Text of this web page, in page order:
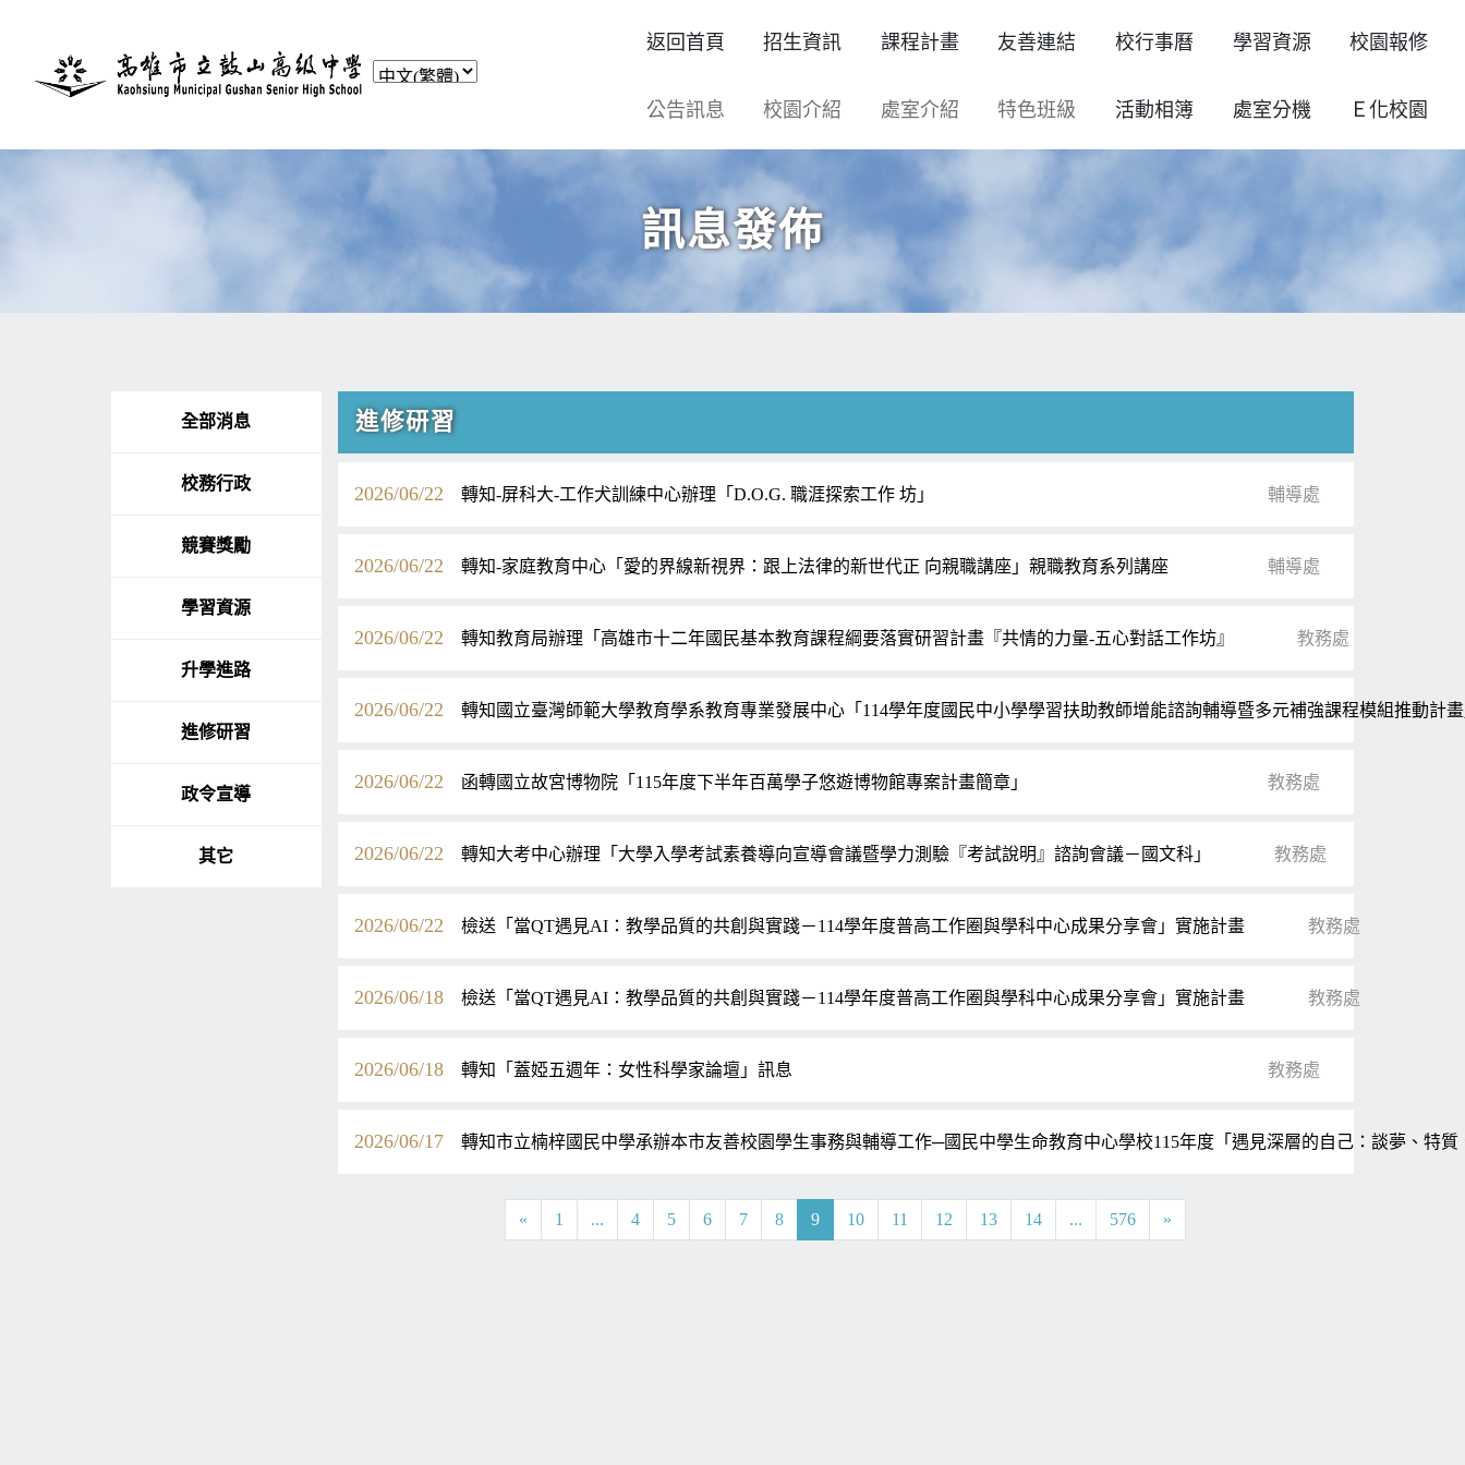
返回首頁 招生資訊 課程計畫 友善連結 校行事曆 學習資源 校園報修
公告訊息 校園介紹 處室介紹 特色班級 活動相簿 處室分機 Ｅ化校園
訊息發佈
全部消息
校務行政
競賽獎勵
學習資源
升學進路
進修研習
政令宣導
其它
進修研習
2026/06/22 轉知-屏科大-工作犬訓練中心辦理「D.O.G. 職涯探索工作 坊」 輔導處
2026/06/22 轉知-家庭教育中心「愛的界線新視界：跟上法律的新世代正 向親職講座」親職教育系列講座 輔導處
2026/06/22 轉知教育局辦理「高雄市十二年國民基本教育課程綱要落實研習計畫『共情的力量-五心對話工作坊』 教務處
2026/06/22 轉知國立臺灣師範大學教育學系教育專業發展中心「114學年度國民中小學學習扶助教師增能諮詢輔導暨多元補強課程模組推動
2026/06/22 函轉國立故宮博物院「115年度下半年百萬學子悠遊博物館專案計畫簡章」 教務處
2026/06/22 轉知大考中心辦理「大學入學考試素養導向宣導會議暨學力測驗『考試說明』諮詢會議－國文科」 教務處
2026/06/22 檢送「當QT遇見AI：教學品質的共創與實踐－114學年度普高工作圈與學科中心成果分享會」實施計畫 教務處
2026/06/18 檢送「當QT遇見AI：教學品質的共創與實踐－114學年度普高工作圈與學科中心成果分享會」實施計畫 教務處
2026/06/18 轉知「蓋婭五週年：女性科學家論壇」訊息 教務處
2026/06/17 轉知市立楠梓國民中學承辦本市友善校園學生事務與輔導工作─國民中學生命教育中心學校115年度「遇見深層的自己：談夢、特
« 1 ... 4 5 6 7 8 9 10 11 12 13 14 ... 576 »